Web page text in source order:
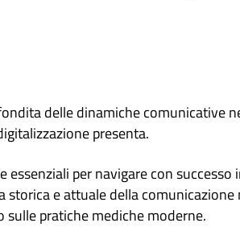
delle dinamiche comunicative
presenta.
essenziali per navigare con
storica e attuale della
sulle pratiche mediche moderne.